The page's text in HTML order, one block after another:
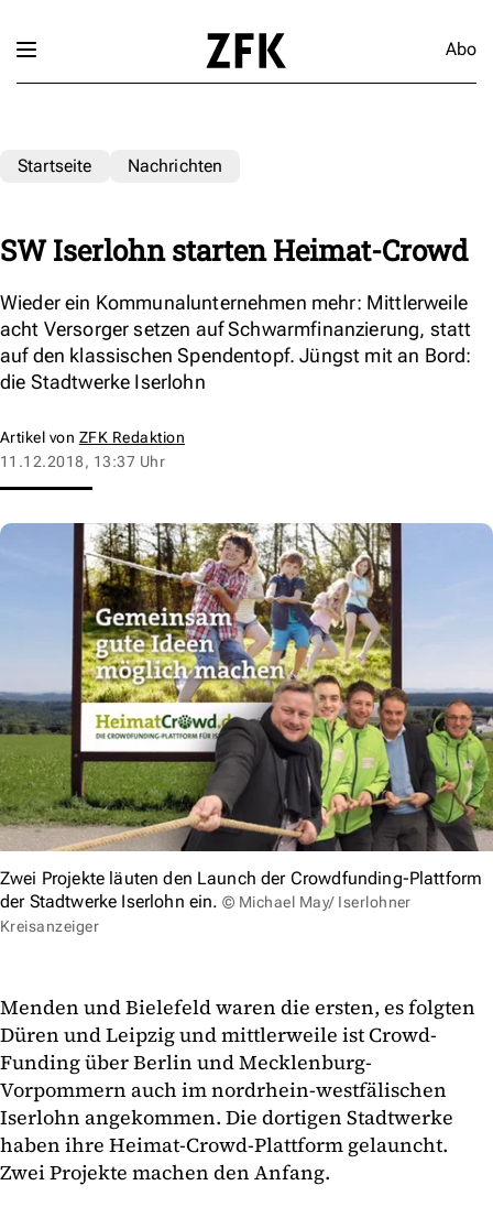
Abo
Startseite Nachrichten
SW Iserlohn starten Heimat-Crowd
Wieder ein Kommunalunternehmen mehr: Mittlerweile
acht Versorger setzen auf Schwarmfinanzierung, statt
auf den klassischen Spendentopf. Jüngst mit an Bord:
die Stadtwerke Iserlohn
Artikel von ZFK Redaktion
11.12.2018, 13:37 Uhr
Zwei Projekte läuten den Launch der Crowdfunding-Plattform
der Stadtwerke Iserlohn ein. © Michael May/ Iserlohner
Kreisanzeiger
Menden und Bielefeld waren die ersten, es folgten
Düren und Leipzig und mittlerweile ist Crowd-
Funding über Berlin und Mecklenburg-
Vorpommern auch im nordrhein-westfälischen
Iserlohn angekommen. Die dortigen Stadtwerke
haben ihre Heimat-Crowd-Plattform gelauncht.
Zwei Projekte machen den Anfang.